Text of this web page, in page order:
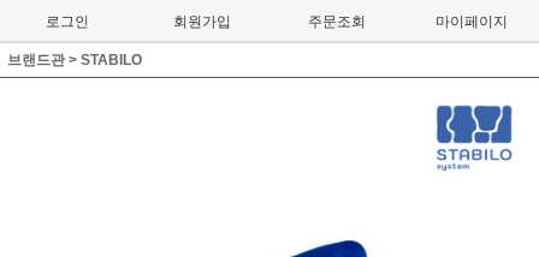
로그인 회원가입 주문조회 마이페이지
브랜드관> STABILO